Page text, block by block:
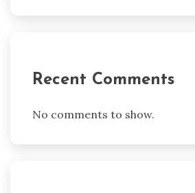
Recent Comments
No comments to show.